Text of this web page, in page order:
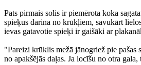
Pats pirmais solis ir piemērota koka
spieķus darina no krūkļiem, savukārt
ievas gatavotie spieķi ir gaišāki ar
"Pareizi krūklis mežā jānogriež pie
no apakšējās daļas. Ja locīšu no otra